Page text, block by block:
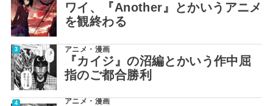
ワイ、『Another』とかいうアニメ
を観終わる
アニメ・漫画
『カイジ』の沼編とかいう作中屈
指のご都合勝利
アニメ・漫画